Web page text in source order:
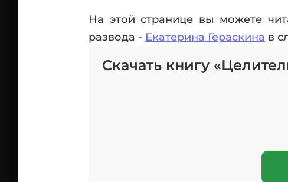
На этой странице вы можете
развода - Екатерина Гераскина в
Скачать книгу